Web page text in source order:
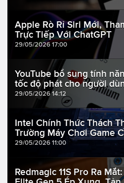
Apple Rò Rỉ Siri Mới,
Trực Tiếp Với ChatGPT
29/05/2026 17:00
YouTube bổ sung tính
tốc độ phát cho người
29/05/2026 14:12
Intel Chính Thức Thách
Trường Máy Chơi Game
29/05/2026 11:00
Redmagic 11S Pro Ra